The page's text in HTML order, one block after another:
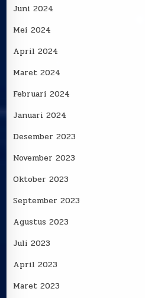
Juni 2024
Mei 2024
April 2024
Maret 2024
Februari 2024
Januari 2024
Desember 2023
November 2023
Oktober 2023
September 2023
Agustus 2023
Juli 2023
April 2023
Maret 2023